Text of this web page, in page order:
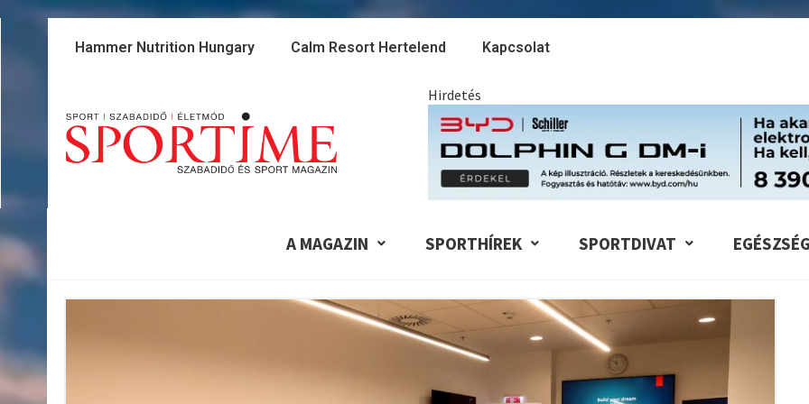
Hammer Nutrition Hungary Calm Resort Hertelend Kapcsolat
Hirdetés
A MAGAZIN SPORTHÍREK SPORTDIVAT EGÉSZSÉG